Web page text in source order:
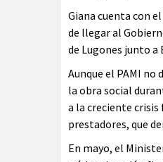
Giana cuenta con
de llegar al
de Lugones junto a
Aunque el PAMI
la obra social
a la creciente
prestadores, que
En mayo, el